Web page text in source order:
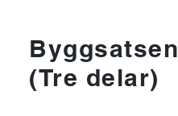
Byggsatsen
(Tre delar)